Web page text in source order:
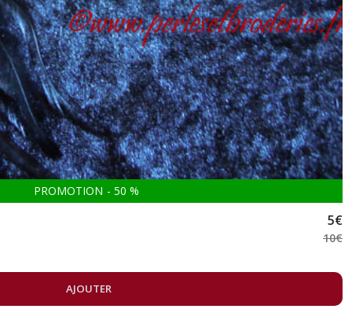
PROMOTION - 50 %
5€
10€
AJOUTER